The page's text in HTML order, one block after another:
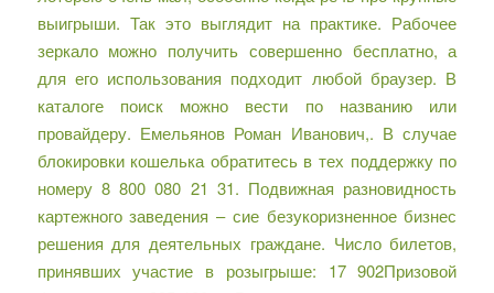
выигрыши. Так это выглядит на практике. Рабочее
зеркало можно получить совершенно бесплатно, а
для его использования подходит любой браузер. В
каталоге поиск можно вести по названию или
провайдеру. Емельянов Роман Иванович,. В случае
блокировки кошелька обратитесь в тех поддержку по
номеру 8 800 080 21 31. Подвижная разновидность
картежного заведения – сие безукоризненное бизнес
решения для деятельных граждане. Число билетов,
принявших участие в розыгрыше: 17 902Призовой